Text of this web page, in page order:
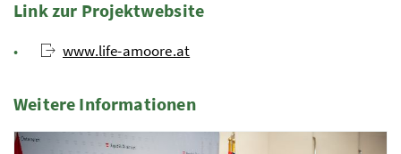
Link zur Projektwebsite
www.life-amoore.at
Weitere Informationen
2 Elemente